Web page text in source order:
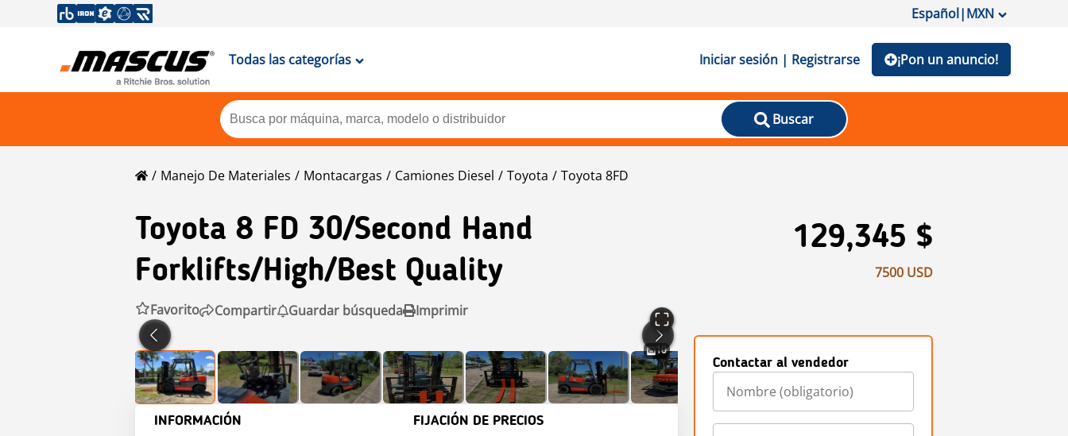
Español|MXN
Todas las categorías Iniciar sesión | Registrarse ¡Pon un anuncio!
Buscar
Manejo De Materiales Montacargas Camiones Diesel Toyota Toyota 8FD
Toyota 8 FD 30/second Hand
Forklifts/High/best Quality
129,345 $
7500 USD
Favorito Compartir Guardar búsqueda Imprimir
10
INFORMACIÓN FIJACIÓN DE PRECIOS
Contactar al vendedor